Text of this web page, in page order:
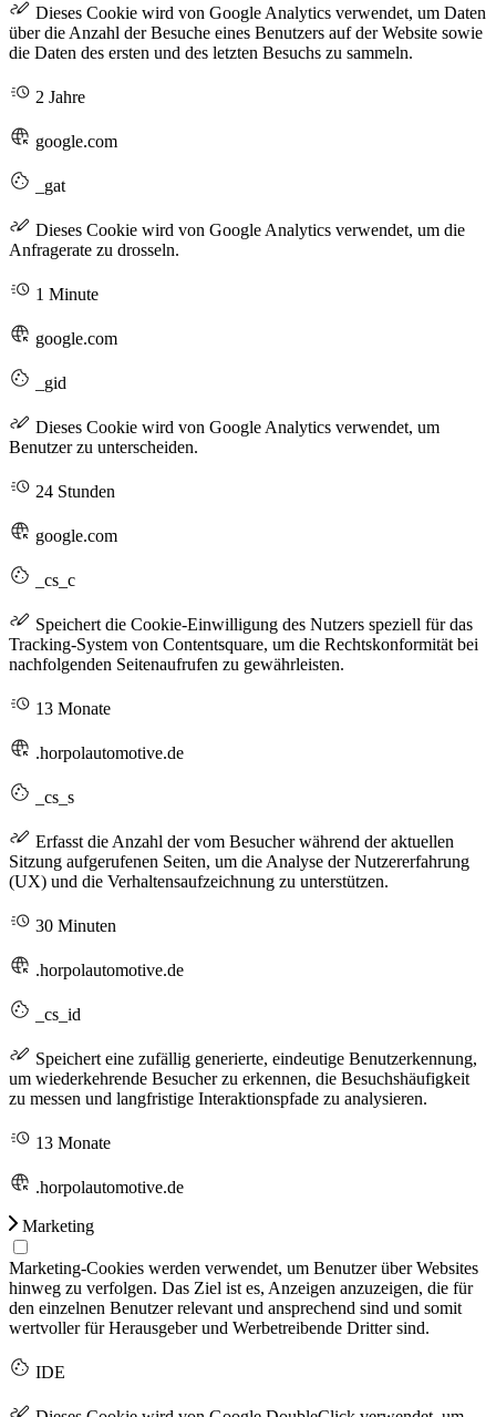
Dieses Cookie wird von Google Analytics verwendet, um Daten
über die Anzahl der Besuche eines Benutzers auf der Website sowie
die Daten des ersten und des letzten Besuchs zu sammeln.
2 Jahre
google.com
_gat
Dieses Cookie wird von Google Analytics verwendet, um die
Anfragerate zu drosseln.
1 Minute
google.com
_gid
Dieses Cookie wird von Google Analytics verwendet, um
Benutzer zu unterscheiden.
24 Stunden
google.com
_cs_c
Speichert die Cookie-Einwilligung des Nutzers speziell für das
Tracking-System von Contentsquare, um die Rechtskonformität bei
nachfolgenden Seitenaufrufen zu gewährleisten.
13 Monate
.horpolautomotive.de
_cs_s
Erfasst die Anzahl der vom Besucher während der aktuellen
Sitzung aufgerufenen Seiten, um die Analyse der Nutzererfahrung
(UX) und die Verhaltensaufzeichnung zu unterstützen.
30 Minuten
.horpolautomotive.de
_cs_id
Speichert eine zufällig generierte, eindeutige Benutzerkennung,
um wiederkehrende Besucher zu erkennen, die Besuchshäufigkeit
zu messen und langfristige Interaktionspfade zu analysieren.
13 Monate
.horpolautomotive.de
Marketing
Marketing-Cookies werden verwendet, um Benutzer über Websites
hinweg zu verfolgen. Das Ziel ist es, Anzeigen anzuzeigen, die für
den einzelnen Benutzer relevant und ansprechend sind und somit
wertvoller für Herausgeber und Werbetreibende Dritter sind.
IDE